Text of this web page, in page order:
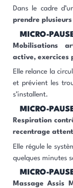
Dans le cadre
prendre
MICRO-
Mobilisations
active, exercices
Elle relance la
et prévient les
s’installent.
MICRO-
Respiration
recentrage
Elle régule le
quelques minutes
MICRO-
Massage Assis